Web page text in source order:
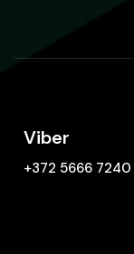
Viber
+372 5666 7240